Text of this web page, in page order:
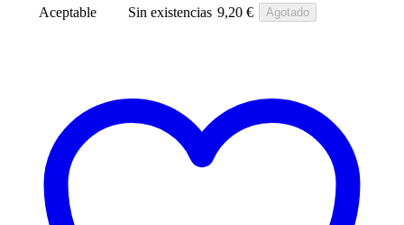
Aceptable Sin existencias 9,20 € Agotado